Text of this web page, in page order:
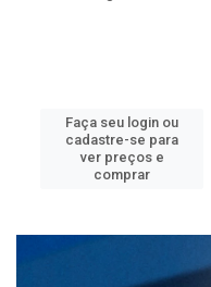
Faça seu login ou
cadastre-se para
ver preços e
comprar